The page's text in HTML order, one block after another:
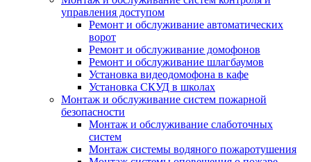
управления доступом
Ремонт и обслуживание автоматических
ворот
Ремонт и обслуживание домофонов
Ремонт и обслуживание шлагбаумов
Установка видеодомофона в кафе
Установка СКУД в школах
Монтаж и обслуживание систем пожарной
безопасности
Монтаж и обслуживание слаботочных
систем
Монтаж системы водяного пожаротушения